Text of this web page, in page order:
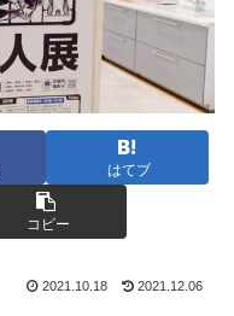
はてブ
コピー
2021.10.18 2021.12.06